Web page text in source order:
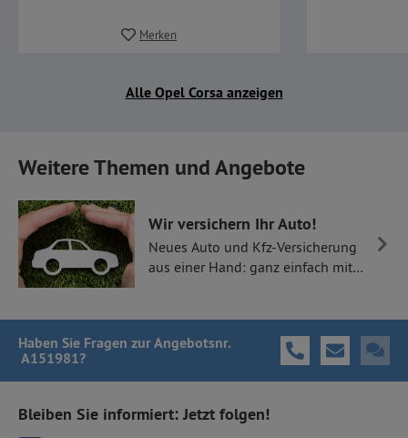
Merken
Alle Opel Corsa anzeigen
Weitere Themen und Angebote
Wir versichern Ihr Auto!
Neues Auto und Kfz-Versicherung
aus einer Hand: ganz einfach mit
Haben Sie Fragen zur Angebotsnr.
A151981?
Bleiben Sie informiert: Jetzt folgen!